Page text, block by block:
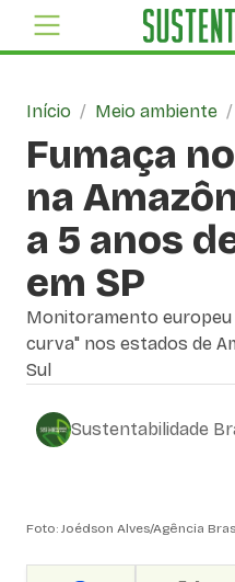
Início / Meio ambiente /
Fumaça
na
a 5 anos
em SP
Monitoramento
curva" nos estados de
Sul
Sustentabilidade
Foto: Joédson Alves/Agência